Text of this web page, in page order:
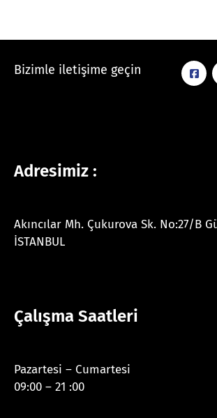
Bizimle iletişime geçin
Adresimiz :
Akıncılar Mh. Çukurova Sk. No:27/B
İSTANBUL
Çalışma Saatleri
Pazartesi – Cumartesi
09:00 – 21 :00